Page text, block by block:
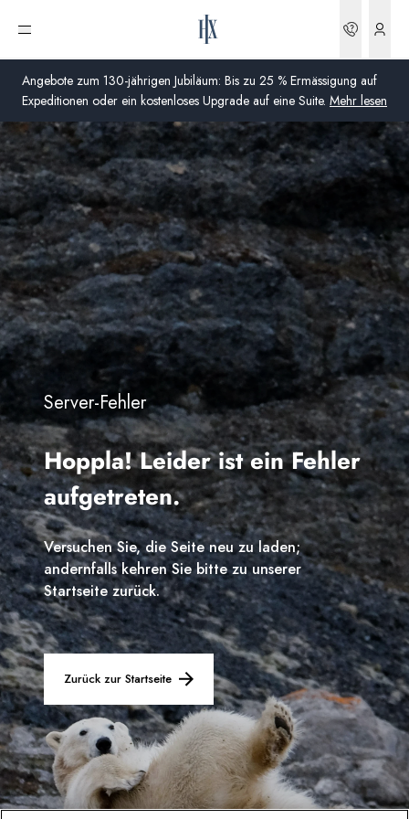
Angebote zum 130-jährigen Jubiläum: Bis zu 25 % Ermässigung auf
Expeditionen oder ein kostenloses Upgrade auf eine Suite. Mehr lesen
Menü öffnen
Schweiz
Australien
Vereinigtes Königreich (England, Schottland, Wales
und Nordirland)
USA
Deutschland
Schweiz
Frankreich
Schweden
Dänemark
Norwegen
Global
Server-Fehler
Hoppla! Leider ist ein Fehler
aufgetreten.
Versuchen Sie, die Seite neu zu laden;
andernfalls kehren Sie bitte zu unserer
Startseite zurück.
Zurück zur Startseite